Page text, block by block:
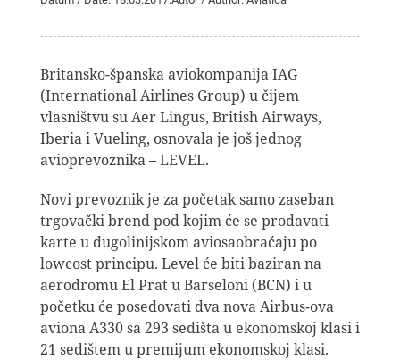
Britansko-španska aviokompanija IAG
(International Airlines Group) u čijem
vlasništvu su Aer Lingus, British Airways,
Iberia i Vueling, osnovala je još jednog
avioprevoznika – LEVEL.
Novi prevoznik je za početak samo zaseban
trgovački brend pod kojim će se prodavati
karte u dugolinijskom aviosaobraćaju po
lowcost principu. Level će biti baziran na
aerodromu El Prat u Barseloni (BCN) i u
početku će posedovati dva nova Airbus-ova
aviona A330 sa 293 sedišta u ekonomskoj klasi i
21 sedištem u premijum ekonomskoj klasi.